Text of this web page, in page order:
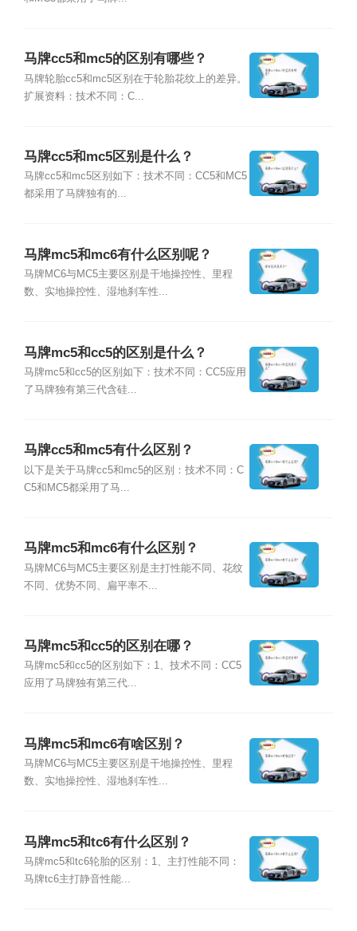
马牌cc5和mc5的区别有哪些？
马牌轮胎cc5和mc5区别在于轮胎花纹上的差异。
扩展资料：技术不同：C...
马牌cc5和mc5区别是什么？
马牌cc5和mc5区别如下：技术不同：CC5和MC5
都采用了马牌独有的...
马牌mc5和mc6有什么区别呢？
马牌MC6与MC5主要区别是干地操控性、里程
数、实地操控性、湿地刹车性...
马牌mc5和cc5的区别是什么？
马牌mc5和cc5的区别如下：技术不同：CC5应用
了马牌独有第三代含硅...
马牌cc5和mc5有什么区别？
以下是关于马牌cc5和mc5的区别：技术不同：C
C5和MC5都采用了马...
马牌mc5和mc6有什么区别？
马牌MC6与MC5主要区别是主打性能不同、花纹
不同、优势不同、扁平率不...
马牌mc5和cc5的区别在哪？
马牌mc5和cc5的区别如下：1、技术不同：CC5
应用了马牌独有第三代...
马牌mc5和mc6有啥区别？
马牌MC6与MC5主要区别是干地操控性、里程
数、实地操控性、湿地刹车性...
马牌mc5和tc6有什么区别？
马牌mc5和tc6轮胎的区别：1、主打性能不同：
马牌tc6主打静音性能...